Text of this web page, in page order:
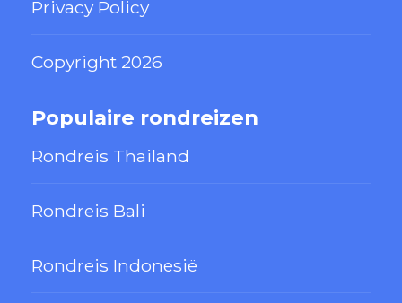
Privacy Policy
Copyright 2026
Populaire rondreizen
Rondreis Thailand
Rondreis Bali
Rondreis Indonesië